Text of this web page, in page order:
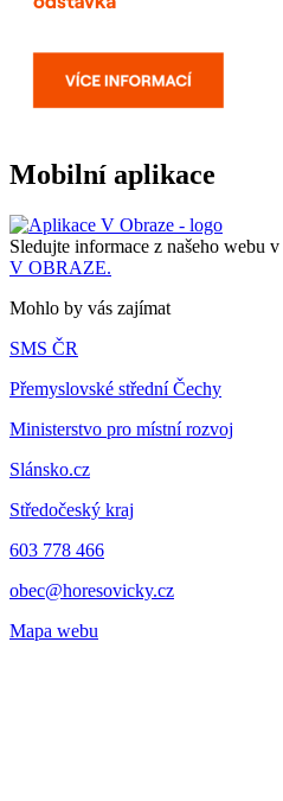
Mobilní aplikace
Sledujte informace z našeho webu v
V OBRAZE.
Mohlo by vás zajímat
SMS ČR
Přemyslovské střední Čechy
Ministerstvo pro místní rozvoj
Slánsko.cz
Středočeský kraj
603 778 466
obec@horesovicky.cz
Mapa webu